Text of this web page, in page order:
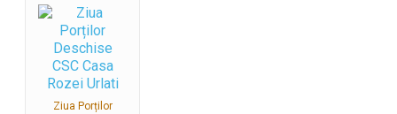
Ziua Porților